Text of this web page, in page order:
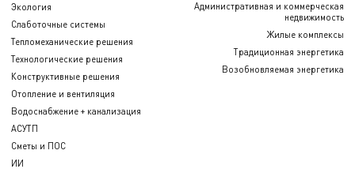
Экология
Слаботочные системы
Тепломеханические решения
Технологические решения
Конструктивные решения
Отопление и вентиляция
Водоснабжение + канализация
АСУТП
Сметы и ПОС
ИИ
Административная и коммерческая
недвижимость
Жилые комплексы
Традиционная энергетика
Возобновляемая энергетика